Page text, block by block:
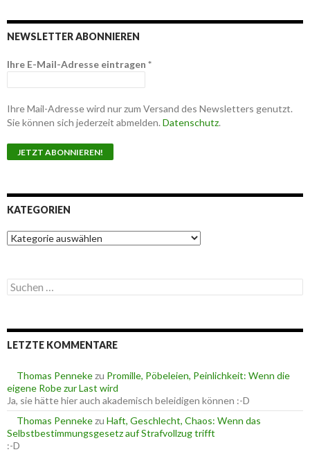
NEWSLETTER ABONNIEREN
Ihre E-Mail-Adresse eintragen *
Ihre Mail-Adresse wird nur zum Versand des Newsletters genutzt.
Sie können sich jederzeit abmelden. Datenschutz.
KATEGORIEN
K
a
g
o
n
S
u
e
n
c
h
:
LETZTE KOMMENTARE
Thomas Pennekezu Promille, Pöbeleien, Peinlichkeit: Wenn die
eigene Robe zur Last wird
Ja, sie hätte hier auch akademisch beleidigen können :-D
Thomas Pennekezu Haft, Geschlecht, Chaos: Wenn das
Selbstbestimmungsgesetz auf Strafvollzug trifft
:-D